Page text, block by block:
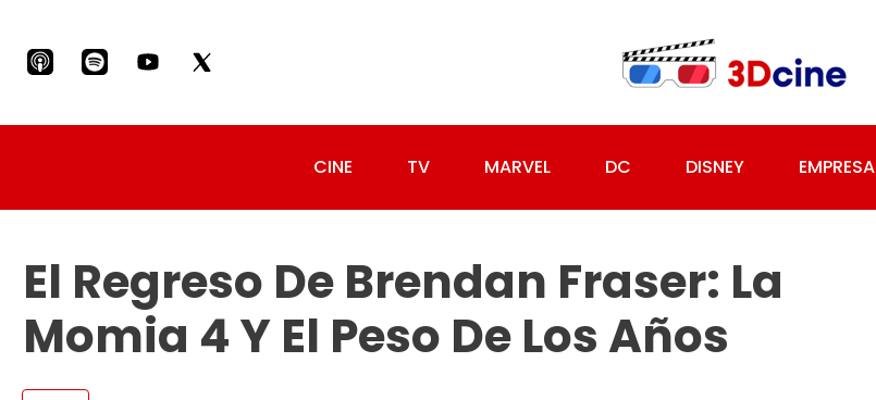
CINE TV MARVEL DC DISNEY EMPRESA
El Regreso De Brendan Fraser: La
Momia 4 Y El Peso De Los Años